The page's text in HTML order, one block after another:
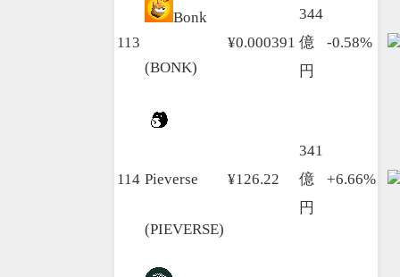
113
Bonk
(BONK)
¥0.000391
344
億
円
-0.58%
114 Pieverse
(PIEVERSE)
¥126.22
341
億
円
+6.66%